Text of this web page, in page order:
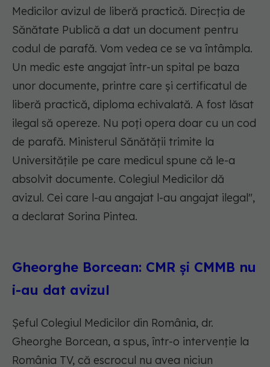
Medicilor avizul de liberă practică. Direcţia de
Sănătate Publică a dat un document pentru
codul de parafă. Vom vedea ce se va întâmpla.
Un medic este angajat într-un spital pe baza
unor documente, printre care și certificatul de
liberă practică, diploma echivalată. A fost lăsat
ilegal să opereze. Nu poți opera doar cu un cod
de parafă. Ministerul Sănătății trimite la
Universitățile pe care medicul spune că le-a
absolvit documente. Colegiul Medicilor dă
avizul. Cei care l-au angajat l-au angajat ilegal",
a declarat Sorina Pintea.
Gheorghe Borcean: CMR și CMMB nu
i-au dat avizul
Șeful Colegiul Medicilor din România, dr.
Gheorghe Borcean, a spus, într-o intervenție la
România TV, că escrocul nu avea niciun